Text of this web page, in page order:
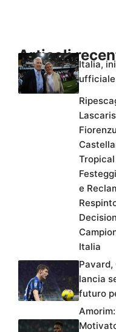
Articoli
Italia,
e
Italia
Pavard,
lancia
futuro